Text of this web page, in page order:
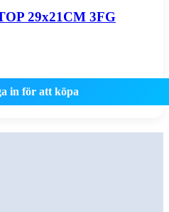
29x21CM 3FG
in för att köpa